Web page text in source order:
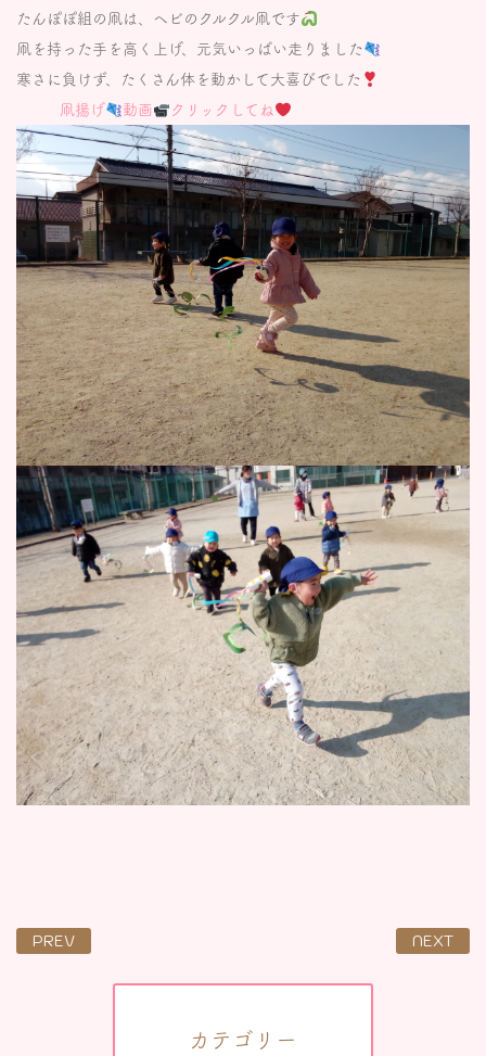
たんぽぽ組の凧は、ヘビのクルクル凧です
凧を持った手を高く上げ、元気いっぱい走りました
寒さに負けず、たくさん体を動かして大喜びでした
凧揚げ
動画 クリックしてね
PREV NEXT
カテゴリー